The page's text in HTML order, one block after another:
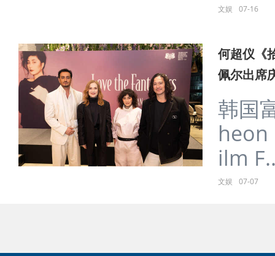
文娱 07-16
何超仪《
佩尔出席
韩国
heon
ilm
文娱 07-07